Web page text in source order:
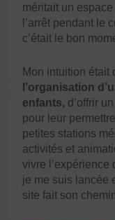
méritait un
l’arrêt pendant le
c’était le bon
Mon intuition était
l’organisation
enfants, d’offrir
pour leur
petites stations
activités et
vivre l’expérience
je me suis lancée
site fait son